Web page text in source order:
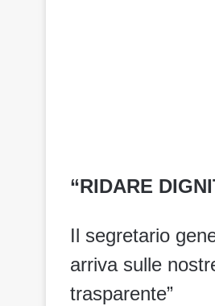
“RIDARE
Il segretario
arriva sulle
trasparente”